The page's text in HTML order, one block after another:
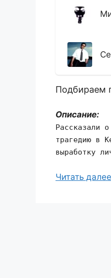
Подбираем
Описание:
Рассказали
трагедию в
выработку
Читать далее